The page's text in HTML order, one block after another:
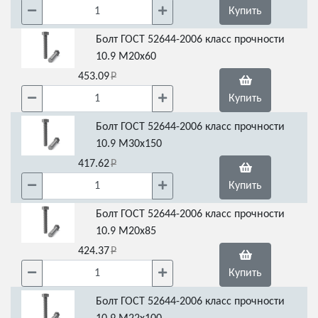
Купить
Болт ГОСТ 52644-2006 класс прочности
10.9 М20х60
453.09
Купить
Болт ГОСТ 52644-2006 класс прочности
10.9 М30х150
417.62
Купить
Болт ГОСТ 52644-2006 класс прочности
10.9 М20х85
424.37
Купить
Болт ГОСТ 52644-2006 класс прочности